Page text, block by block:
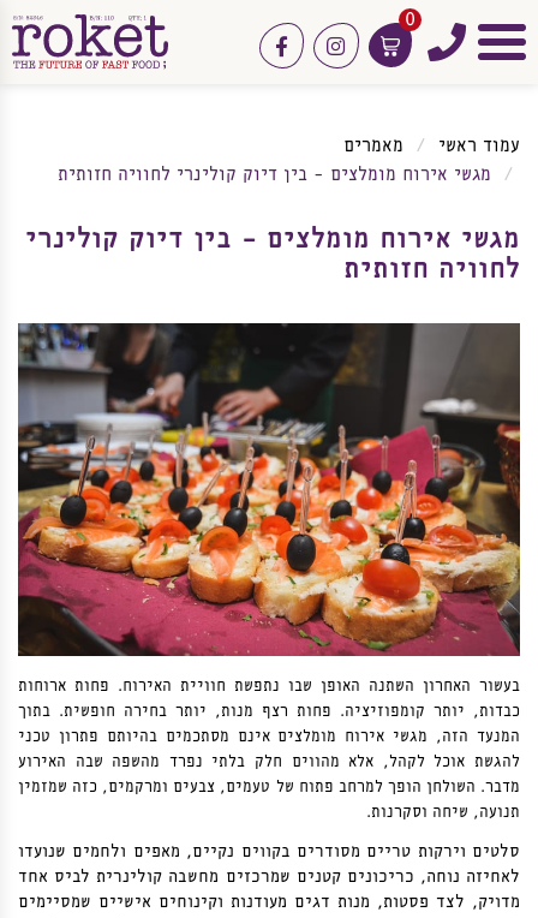
תפריט
טלפון
0
instagram
facebook
עמוד ראשי
מאמרים
מגשי אירוח מומלצים – בין דיוק קולינרי לחוויה חזותית
מגשי אירוח מומלצים – בין דיוק קולינרי
לחוויה חזותית
בעשור האחרון השתנה האופן שבו נתפשת חוויית האירוח. פחות ארוחות
כבדות, יותר קומפוזיציה. פחות רצף מנות, יותר בחירה חופשית. בתוך
המנעד הזה, מגשי אירוח מומלצים אינם מסתכמים בהיותם פתרון טכני
להגשת אוכל לקהל, אלא מהווים חלק בלתי נפרד מהשפה שבה האירוע
מדבר. השולחן הופך למרחב פתוח של טעמים, צבעים ומרקמים, כזה שמזמין
תנועה, שיחה וסקרנות.
סלטים וירקות טריים מסודרים בקווים נקיים, מאפים ולחמים שנועדו
לאחיזה נוחה, כריכונים קטנים שמרכזים מחשבה קולינרית לביס אחד
מדויק, לצד פסטות, מנות דגים מעודנות וקינוחים אישיים שמסיימים